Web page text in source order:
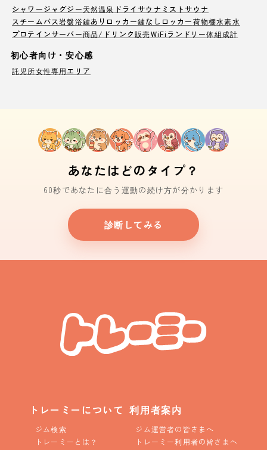
シャワージャグジー天然温泉 ドライサウナ ミストサウナ
スチームバス岩盤浴鍵ありロッカー鍵なしロッカー荷物棚水素水
プロテインサーバー商品/ドリンク販売WiFi ランドリー体組成計
初心者向け・安心感
託児所女性専用エリア
あなたはどのタイプ？
60秒であなたに合う運動の続け方が分かります
診断してみる
トレーミーについて
ジム検索
トレーミーとは？
利用者案内
ジム運営者の皆さまへ
トレーミー利用者の皆さまへ